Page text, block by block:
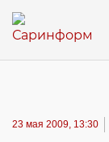
23 мая 2009, 13:30